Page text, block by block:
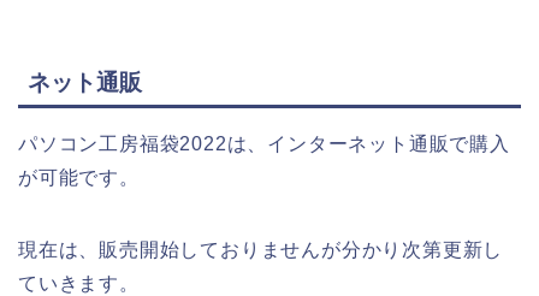
ネット通販
パソコン工房福袋2022は、インターネット通販で購入
が可能です。
現在は、販売開始しておりませんが分かり次第更新し
ていきます。